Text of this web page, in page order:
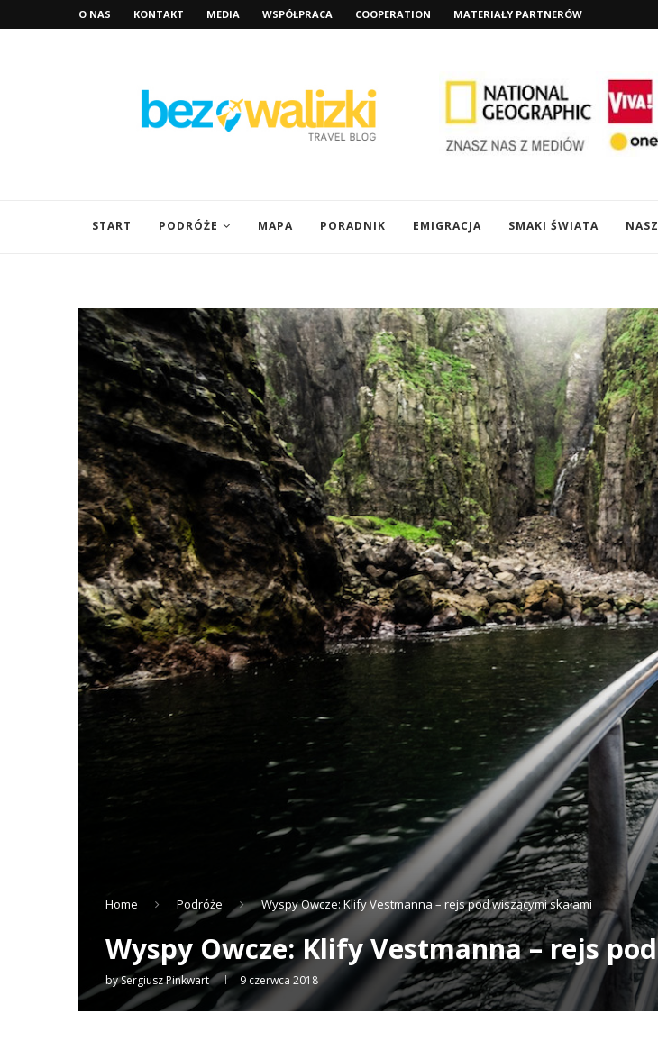
O NAS KONTAKT MEDIA WSPÓŁPRACA COOPERATION MATERIAŁY PARTNERÓW
START PODRÓŻE MAPA PORADNIK EMIGRACJA SMAKI ŚWIATA
Home Podróże Wyspy Owcze: Klify Vestmanna – rejs pod wiszącymi skałami
Wyspy Owcze: Klify Vestmanna – rejs
bySergiusz Pinkwart 9 czerwca 2018